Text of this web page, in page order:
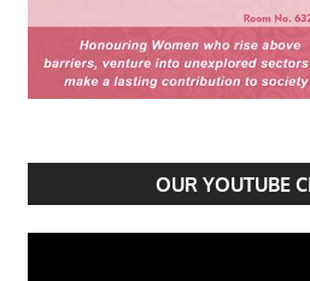
OUR YOUTUBE